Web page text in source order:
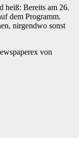
heiß: Bereits am 26.
dem Programm.
nirgendwo sonst
von